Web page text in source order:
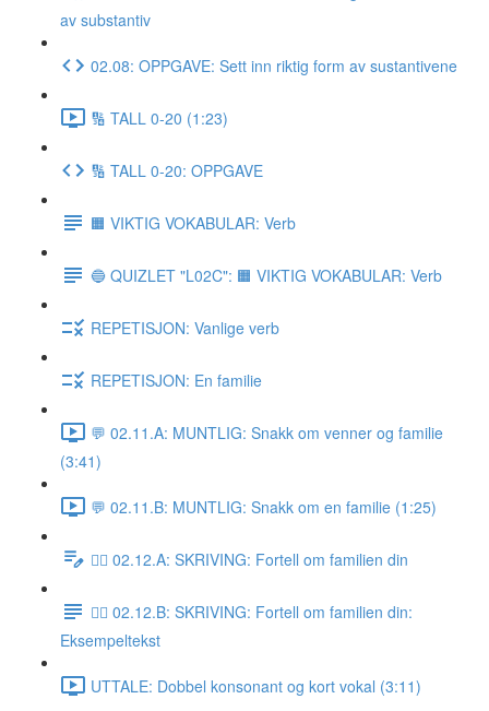
av substantiv
02.08: OPPGAVE: Sett inn riktig form av sustantivene
🔢 TALL 0-20 (1:23)
🔢 TALL 0-20: OPPGAVE
🟧 VIKTIG VOKABULAR: Verb
🔵 QUIZLET "L02C": 🟧 VIKTIG VOKABULAR: Verb
REPETISJON: Vanlige verb
REPETISJON: En familie
💬 02.11.A: MUNTLIG: Snakk om venner og familie
(3:41)
💬 02.11.B: MUNTLIG: Snakk om en familie (1:25)
✍🏼 02.12.A: SKRIVING: Fortell om familien din
✍🏼 02.12.B: SKRIVING: Fortell om familien din:
Eksempeltekst
UTTALE: Dobbel konsonant og kort vokal (3:11)